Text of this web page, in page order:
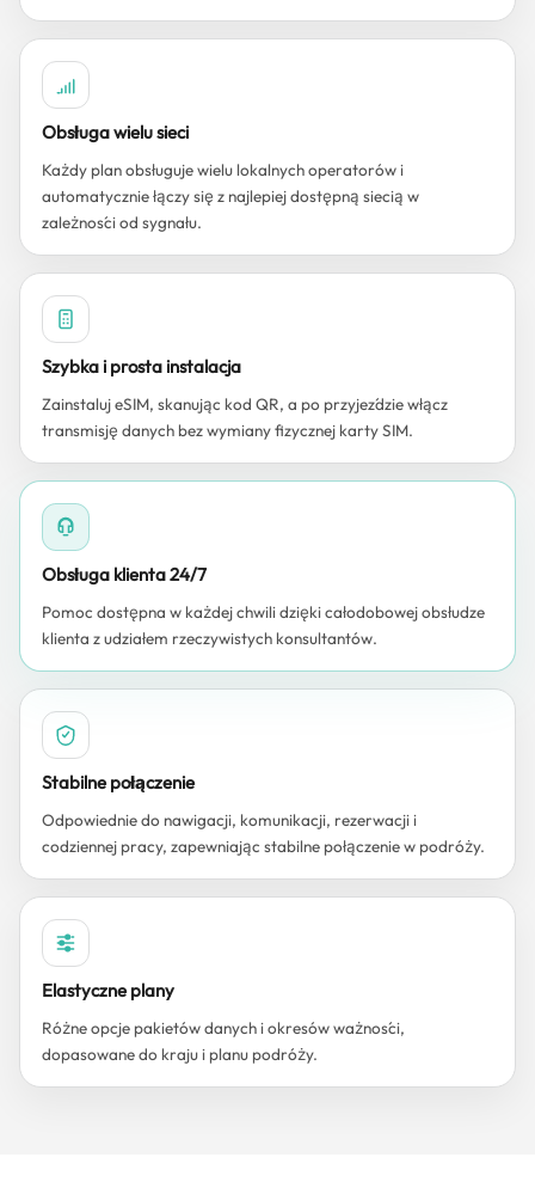
Obsługa wielu sieci
Każdy plan obsługuje wielu lokalnych operatorów i
automatycznie łączy się z najlepiej dostępną siecią w
zależności od sygnału.
Szybka i prosta instalacja
Zainstaluj eSIM, skanując kod QR, a po przyjeździe włącz
transmisję danych bez wymiany fizycznej karty SIM.
Obsługa klienta 24/7
Pomoc dostępna w każdej chwili dzięki całodobowej obsłudze
klienta z udziałem rzeczywistych konsultantów.
Stabilne połączenie
Odpowiednie do nawigacji, komunikacji, rezerwacji i
codziennej pracy, zapewniając stabilne połączenie w podróży.
Elastyczne plany
Różne opcje pakietów danych i okresów ważności,
dopasowane do kraju i planu podróży.